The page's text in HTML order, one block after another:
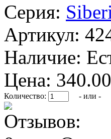
Серия:
Артикул:
Наличие:
Цена:
Количество: - или -